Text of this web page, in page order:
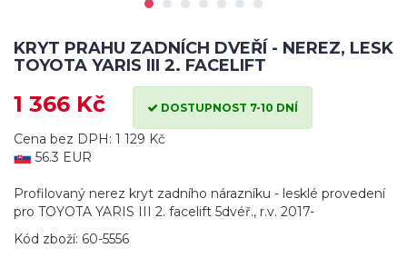
KRYT PRAHU ZADNÍCH DVEŘÍ - NEREZ, LESK
TOYOTA YARIS III 2. FACELIFT
1 366 Kč DOSTUPNOST 7-10 DNÍ
Cena bez DPH: 1 129 Kč
56.3 EUR
Profilovaný nerez kryt zadního nárazníku - lesklé provedení
pro TOYOTA YARIS III 2. facelift 5dvéř., r.v. 2017-
Kód zboží: 60-5556